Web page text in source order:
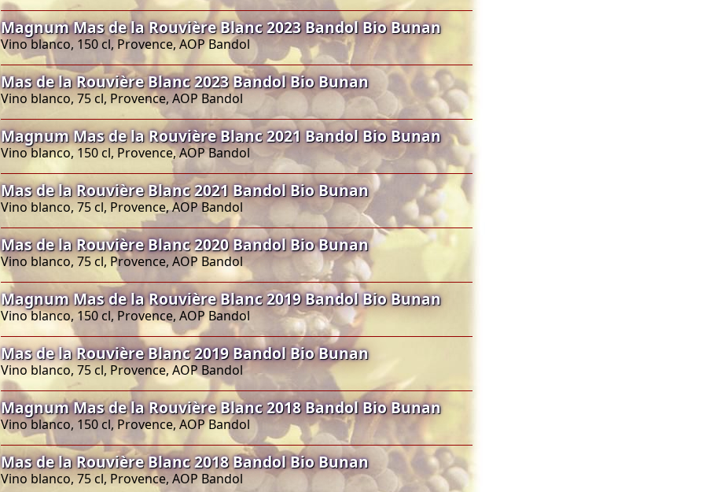
Magnum Mas de la Rouvière Blanc 2023 Bandol Bio Bunan
Vino blanco, 150 cl, Provence, AOP Bandol
Mas de la Rouvière Blanc 2023 Bandol Bio Bunan
Vino blanco, 75 cl, Provence, AOP Bandol
Magnum Mas de la Rouvière Blanc 2021 Bandol Bio Bunan
Vino blanco, 150 cl, Provence, AOP Bandol
Mas de la Rouvière Blanc 2021 Bandol Bio Bunan
Vino blanco, 75 cl, Provence, AOP Bandol
Mas de la Rouvière Blanc 2020 Bandol Bio Bunan
Vino blanco, 75 cl, Provence, AOP Bandol
Magnum Mas de la Rouvière Blanc 2019 Bandol Bio Bunan
Vino blanco, 150 cl, Provence, AOP Bandol
Mas de la Rouvière Blanc 2019 Bandol Bio Bunan
Vino blanco, 75 cl, Provence, AOP Bandol
Magnum Mas de la Rouvière Blanc 2018 Bandol Bio Bunan
Vino blanco, 150 cl, Provence, AOP Bandol
Mas de la Rouvière Blanc 2018 Bandol Bio Bunan
Vino blanco, 75 cl, Provence, AOP Bandol